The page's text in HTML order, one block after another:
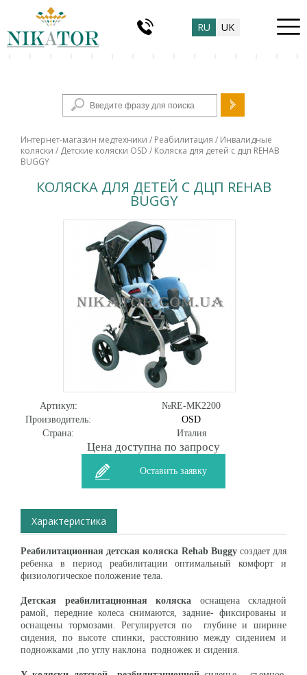
RU UK
Форма поиска
Интернет-магазин медтехники / Реабилитация / Инвалидные
коляски / Детские коляски OSD / Коляска для детей с дцп REHAB
BUGGY
КОЛЯСКА ДЛЯ ДЕТЕЙ С ДЦП REHAB
BUGGY
Артикул:
№RE-MK2200
Производитель:
OSD
Страна:
Италия
Цена доступна по запросу
Оставить заявку
Характеристика
Реабилитационная детская коляска Rehab Buggyсоздает для
ребенка в период реабилитации оптимальный комфорт и
физиологическое положение тела.
Детская реабилитационная коляска оснащена складной
рамой, передние колеса снимаются, задние- фиксированы и
оснащены тормозами. Регулируется по глубине и ширине
сидения, по высоте спинки, расстоянию между сидением и
подножками ,по углу наклона подножек и сидения.